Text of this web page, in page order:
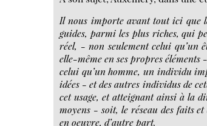
Il nous importe avant tout ici que
guides, parmi les plus riches, qui
réel, - non seulement celui qu’un
elle-même en ses propres
celui qu’un homme, un individu
idées - et des autres individus de
cet usage, et atteignant ainsi à la
moyens - soit, le réseau des faits
en oeuvre, d’autre part.